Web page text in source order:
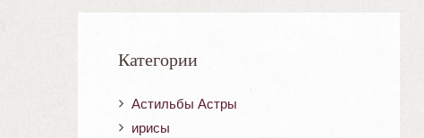
Категории
Астильбы Астры
ирисы